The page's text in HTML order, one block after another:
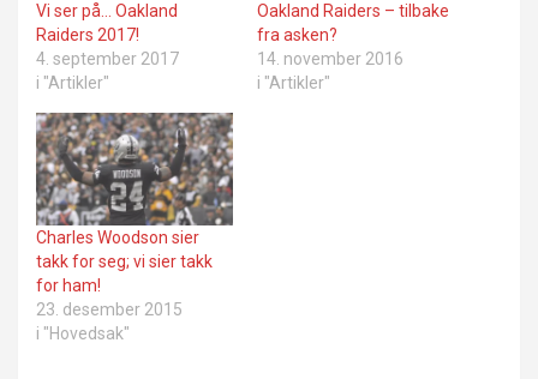
Vi ser på… Oakland
Raiders 2017!
4. september 2017
i "Artikler"
Oakland Raiders – tilbake
fra asken?
14. november 2016
i "Artikler"
Charles Woodson sier
takk for seg; vi sier takk
for ham!
23. desember 2015
i "Hovedsak"